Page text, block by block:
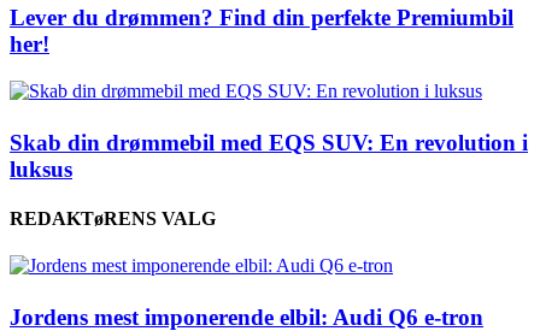
Lever du drømmen? Find din perfekte Premiumbil
her!
Skab din drømmebil med EQS SUV: En revolution i
luksus
REDAKTøRENS VALG
Jordens mest imponerende elbil: Audi Q6 e-tron